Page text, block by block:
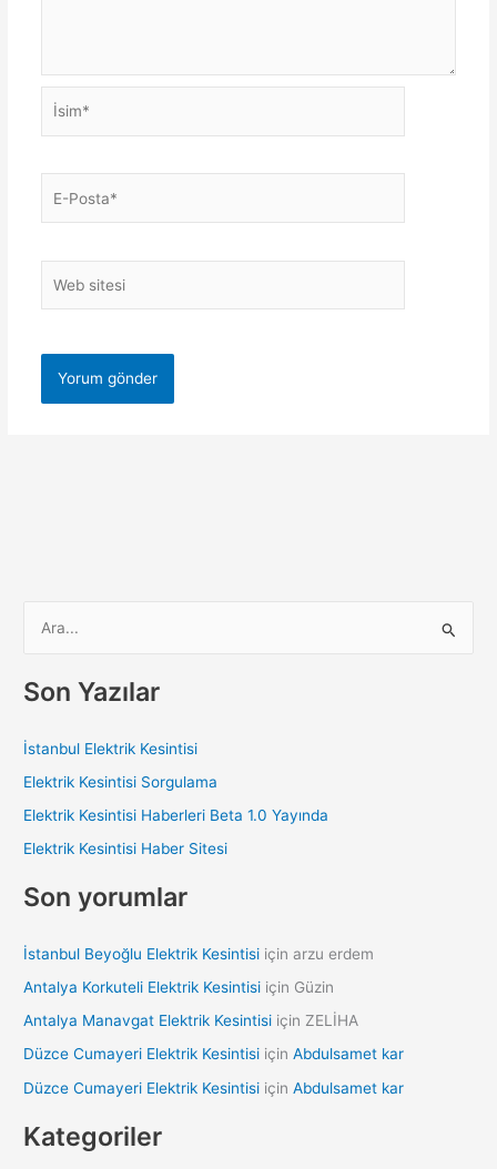
Posta*
sitesi
r
o
r
Son Yazılar
İstanbul Elektrik Kesintisi
Elektrik Kesintisi Sorgulama
Elektrik Kesintisi Haberleri Beta 1.0 Yayında
Elektrik Kesintisi Haber Sitesi
Son yorumlar
İstanbul Beyoğlu Elektrik Kesintisi içinarzu erdem
Antalya Korkuteli Elektrik Kesintisi için Güzin
Antalya Manavgat Elektrik Kesintisi için ZELİHA
Düzce Cumayeri Elektrik Kesintisi içinAbdulsamet kar
Düzce Cumayeri Elektrik Kesintisi içinAbdulsamet kar
Kategoriler